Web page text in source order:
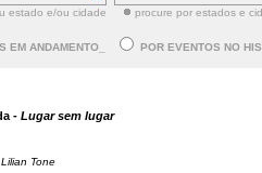
estado e/ou cidade procure por estados e
EM ANDAMENTO_ POR EVENTOS NO
- Lugar sem lugar
Tone